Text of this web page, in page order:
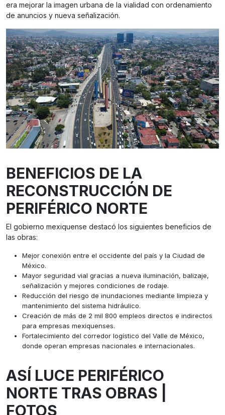
era mejorar la imagen urbana de la vialidad con ordenamiento
de anuncios y nueva señalización.
BENEFICIOS DE LA
RECONSTRUCCIÓN DE
PERIFÉRICO NORTE
El gobierno mexiquense destacó los siguientes beneficios de
las obras:
Mejor conexión entre el occidente del país y la Ciudad de
México.
Mayor seguridad vial gracias a nueva iluminación, balizaje,
señalización y mejores condiciones de rodaje.
Reducción del riesgo de inundaciones mediante limpieza y
mantenimiento del sistema hidráulico.
Creación de más de 2 mil 800 empleos directos e indirectos
para empresas mexiquenses.
Fortalecimiento del corredor logístico del Valle de México,
donde operan empresas nacionales e internacionales.
ASÍ LUCE PERIFÉRICO
NORTE TRAS OBRAS |
FOTOS